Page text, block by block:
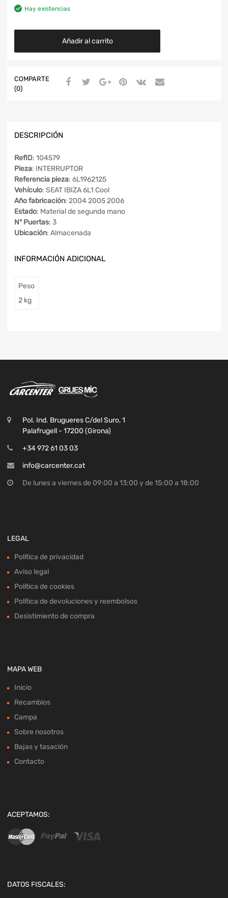
Hay existencias
Añadir al carrito
COMPARTE
(0)
DESCRIPCIÓN
RefID: 104579
Pieza: INTERRUPTOR
Referencia pieza: 6L1962125
Vehículo: SEAT IBIZA 6L1 Cool
Año fabricación: 2004 2005 2006
Estado: Material de segunda mano
Nº Puertas: 3
Ubicación: Almacenada
INFORMACIÓN ADICIONAL
Peso
2 kg
Pol. Ind. Brugueres C/del Suro, 1
Palafrugell - 17200 (Girona)
+34 972 61 03 03
info@carcenter.cat
De lunes a viernes de 09:00 a 13:00 y de 15:00 a 18:00
LEGAL
Política de privacidad
Aviso legal
Política de cookies
Política de devoluciones y reembolsos
Desistimiento de compra
MAPA WEB
Inicio
Recambios
Campa
Sobre nosotros
Bajas y tasación
Contacto
ACEPTAMOS:
DATOS FISCALES: